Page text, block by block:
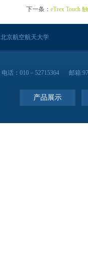
下一条：eTrex Touch
北京航空航天大学
电话：010－52715364 邮箱
产品展示